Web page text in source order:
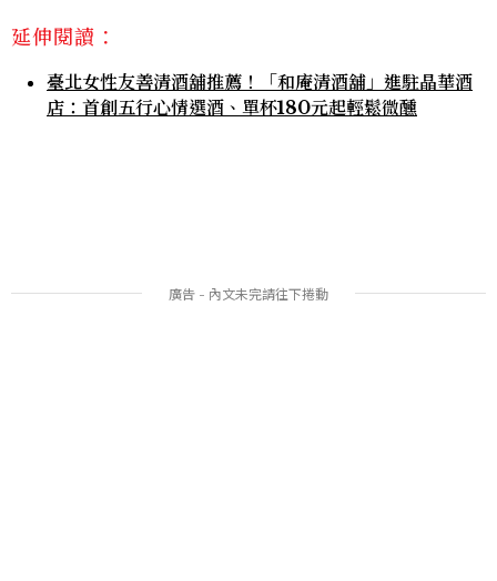
延伸閱讀：
臺北女性友善清酒舖推薦！「和庵清酒舖」進駐晶華酒
店：首創五行心情選酒、單杯180元起輕鬆微醺